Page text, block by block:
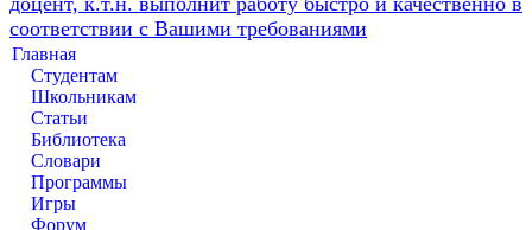
соответствии с Вашими требованиями
Главная
Студентам
Школьникам
Статьи
Библиотека
Словари
Программы
Игры
Форум